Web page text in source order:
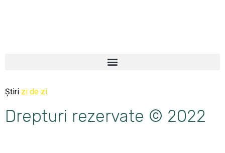
Știri zi de zi.
Drepturi rezervate © 2022